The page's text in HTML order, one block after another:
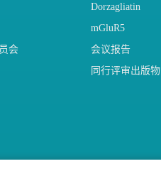
会
Dorzagliatin
mGluR5
会议报告
同行评审出版物